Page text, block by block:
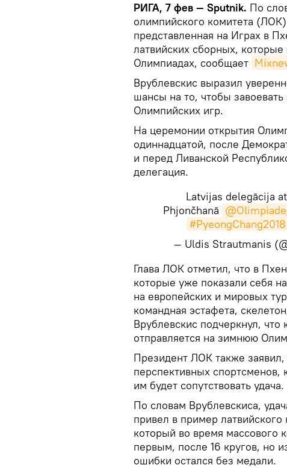
РИГА, 7 фев — Sputnik. По
олимпийского комитета
представленная на Играх в
латвийских сборных,
Олимпиадах, сообщает
Врублевскис выразил
шансы на то, чтобы
Олимпийских игр.
На церемонии открытия
одиннадцатой, после
и перед Ливанской
делегация.
Latvijas delegācija
Phjončhanā
#PyeongChang2018
— Uldis Strautmanis
​Глава ЛОК отметил, что в
которые уже показали себя
на европейских и мировых
командная эстафета,
Врублевскис подчеркнул, что
отправляется на зимнюю
Президент ЛОК также
перспективных спортсменов,
им будет сопутствовать удача.
По словам Врублевскиса,
привел в пример
который во время массового
первым, после 16 кругов, но
ошибки остался без медали.